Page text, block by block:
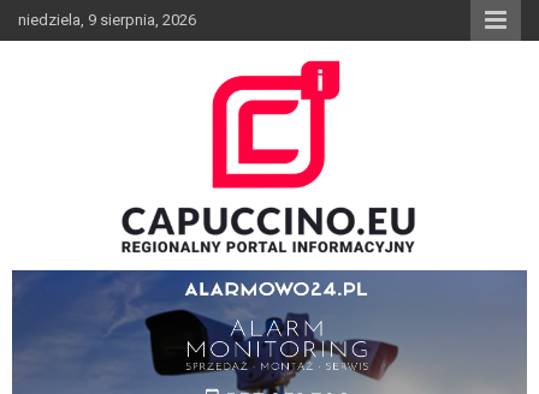
Skip
to
niedziela, 9 sierpnia, 2026
CAPUCCINO.EU – Regionalny
Portal Informacyjny
Wiadomości z Borzecin, Brzesko, Szczurowa, Dębno, Gnojnik,
Czchów, Iwkowa, Bochnia, Tarnów, Informator, Wypadek, Media,
Capuccino, Pożar